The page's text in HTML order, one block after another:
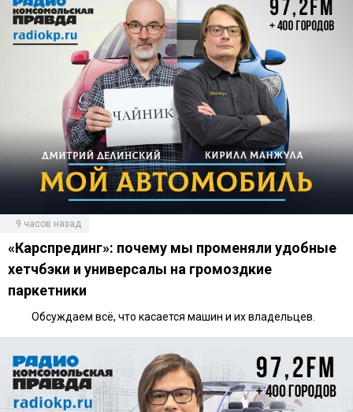
9 часов назад
«Карспрединг»: почему мы променяли удобные
хетчбэки и универсалы на громоздкие
паркетники
Обсуждаем всё, что касается машин и их владельцев.